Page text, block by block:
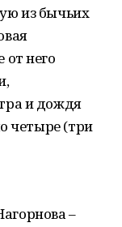
из бычьих
от него
и дождя
четыре (три
–